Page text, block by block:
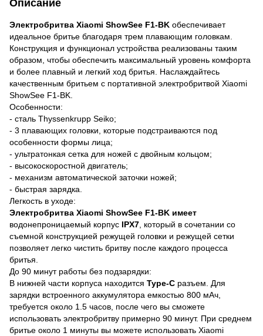
Описание
Электробритва Xiaomi ShowSee F1-BK обеспечивает
идеальное бритье благодаря трем плавающим головкам.
Конструкция и функционал устройства реализованы таким
образом, чтобы обеспечить максимальный уровень комфорта
и более плавный и легкий ход бритья. Наслаждайтесь
качественным бритьем с портативной электробритвой Xiaomi
ShowSee F1-BK.
Особенности:
- сталь Thyssenkrupp Seiko;
- 3 плавающих головки, которые подстраиваются под
особенности формы лица;
- ультратонкая сетка для ножей с двойным кольцом;
- высокоскоростной двигатель;
- механизм автоматической заточки ножей;
- быстрая зарядка.
Легкость в уходе:
Электробритва Xiaomi ShowSee F1-BK имеет
водонепроницаемый корпус IPX7 , который в сочетании со
съемной конструкцией режущей головки и режущей сетки
позволяет легко чистить бритву после каждого процесса
бритья.
До 90 минут работы без подзарядки:
В нижней части корпуса находится Type-C разъем. Для
зарядки встроенного аккумулятора емкостью 800 мАч,
требуется около 1.5 часов, после чего вы сможете
использовать электробритву примерно 90 минут. При среднем
бритье около 1 минуты вы можете использовать Xiaomi